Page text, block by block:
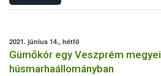
2021. június 14., hétfő
Gümőkór egy Veszprém megyei
húsmarhaállományban